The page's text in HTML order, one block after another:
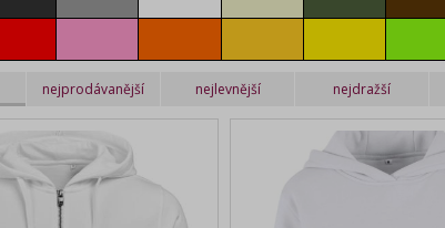
nejprodávanější nejlevnější nejdražší